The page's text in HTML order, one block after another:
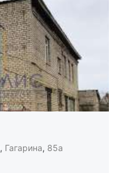
, Гагарина, 85а